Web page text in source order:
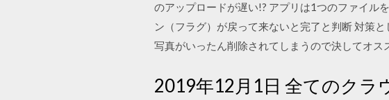
のアップロードが遅い!? アプリは1つのファイル
ン（フラグ）が戻って来ないと完了と判断 対策
写真がいったん削除されてしまうので決してオス
2019年12月1日 全てのクラ